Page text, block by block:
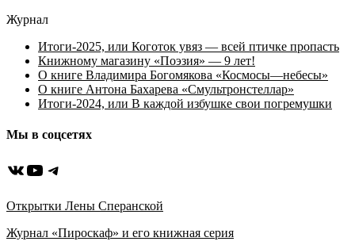
Журнал
Итоги-2025, или Коготок увяз — всей птичке пропасть
Книжному магазину «Поэзия» — 9 лет!
О книге Владимира Богомякова «Космосы—небесы»
О книге Антона Бахарева «Смультронстеллар»
Итоги-2024, или В каждой избушке свои погремушки
Мы в соцсетях
ВКонтакте
YouTube
Telegram
Открытки Лены Сперанской
Журнал «Пироскаф» и его книжная серия